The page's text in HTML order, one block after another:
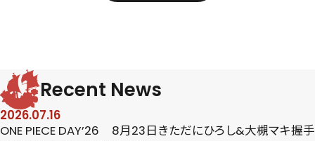
Recent News
2026.07.16
ONE PIECE DAY’26 8月23日きただにひろし&大槻マキ握手